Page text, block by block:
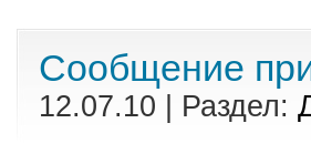
Сообщение
12.07.10 | Раздел: